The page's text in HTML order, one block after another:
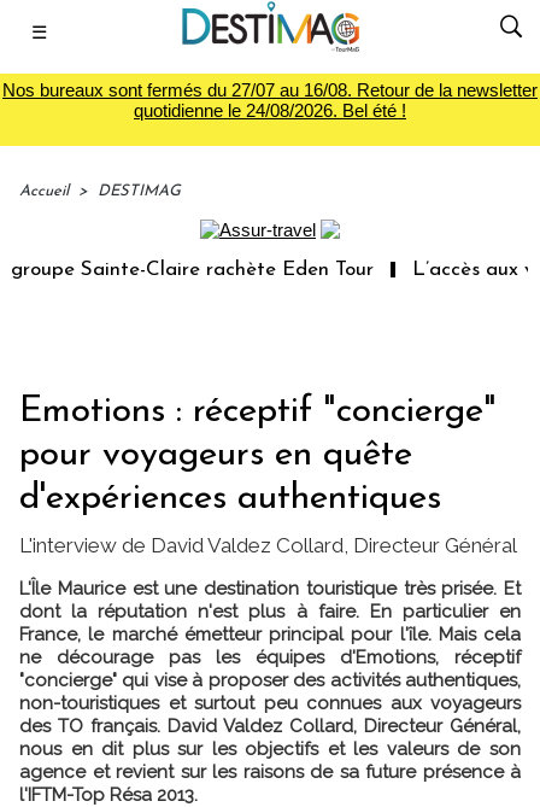
☰
Nos bureaux sont fermés du 27/07 au 16/08. Retour de la newsletter
quotidienne le 24/08/2026. Bel été !
Accueil > DESTIMAG
Sainte-Claire rachète Eden Tour L’accès aux
Emotions : réceptif "concierge"
pour voyageurs en quête
d'expériences authentiques
L'interview de David Valdez Collard, Directeur Général
L'Île Maurice est une destination touristique très prisée. Et
dont la réputation n'est plus à faire. En particulier en
France, le marché émetteur principal pour l'île. Mais cela
ne décourage pas les équipes d'Emotions, réceptif
"concierge" qui vise à proposer des activités authentiques,
non-touristiques et surtout peu connues aux voyageurs
des TO français. David Valdez Collard, Directeur Général,
nous en dit plus sur les objectifs et les valeurs de son
agence et revient sur les raisons de sa future présence à
l'IFTM-Top Résa 2013.